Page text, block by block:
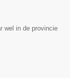
wel in de provincie